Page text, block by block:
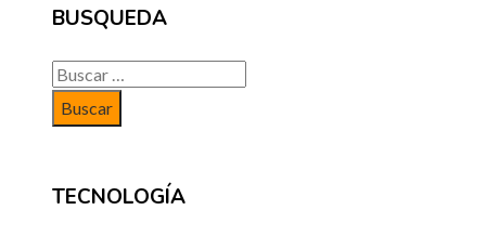
BUSQUEDA
Buscar:
TECNOLOGÍA